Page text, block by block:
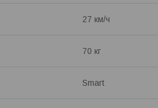
27 км/ч
70 кг
Smart